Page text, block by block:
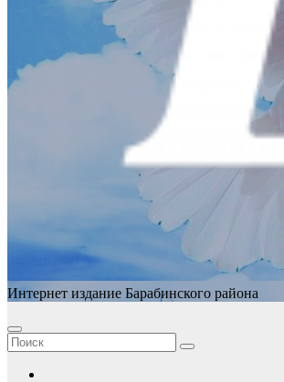
Интернет издание Барабинского района